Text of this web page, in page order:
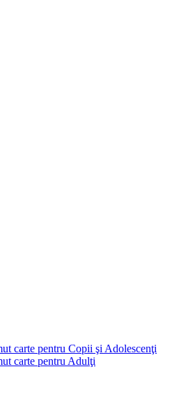
carte pentru Copii şi Adolescenţi
carte pentru Adulţi